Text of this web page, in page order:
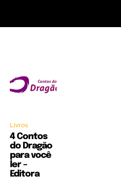
Livros
4 Contos
do Dragão
para você
ler –
Editora